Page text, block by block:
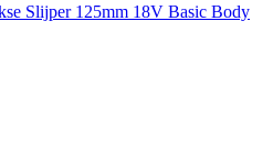
Slijper 125mm 18V Basic Body